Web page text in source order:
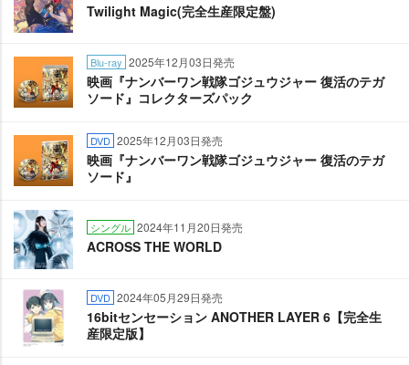
Twilight Magic(完全生産限定盤)
Blu-ray 2025年12月03日発売
映画『ナンバーワン戦隊ゴジュウジャー 復活のテガ
ソード』コレクターズパック
DVD 2025年12月03日発売
映画『ナンバーワン戦隊ゴジュウジャー 復活のテガ
ソード』
シングル 2024年11月20日発売
ACROSS THE WORLD
DVD 2024年05月29日発売
16bitセンセーション ANOTHER LAYER 6【完全生
産限定版】